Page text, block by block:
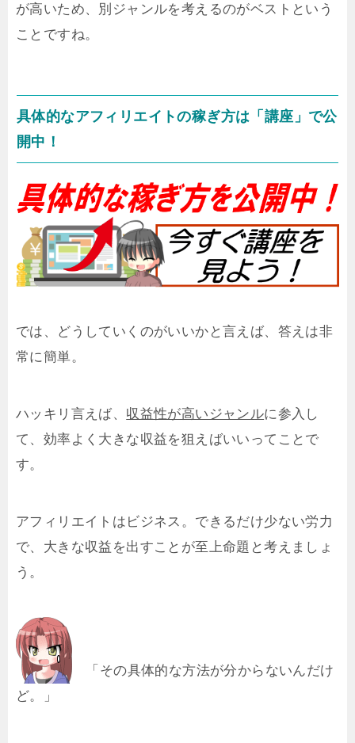
が高いため、別ジャンルを考えるのがベストという
ことですね。
具体的なアフィリエイトの稼ぎ方は「講座」で公
開中！
では、どうしていくのがいいかと言えば、答えは非
常に簡単。
ハッキリ言えば、 収益性が高いジャンルに参入し
て、効率よく大きな収益を狙えばいいってことで
す。
アフィリエイトはビジネス。できるだけ少ない労力
で、大きな収益を出すことが至上命題と考えましょ
う。
「その具体的な方法が分からないんだけ
ど。」